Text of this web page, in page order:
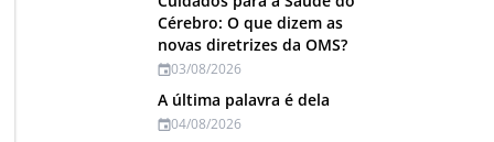
Cérebro: O que dizem as
novas diretrizes da OMS?
03/08/2026
A última palavra é dela
04/08/2026